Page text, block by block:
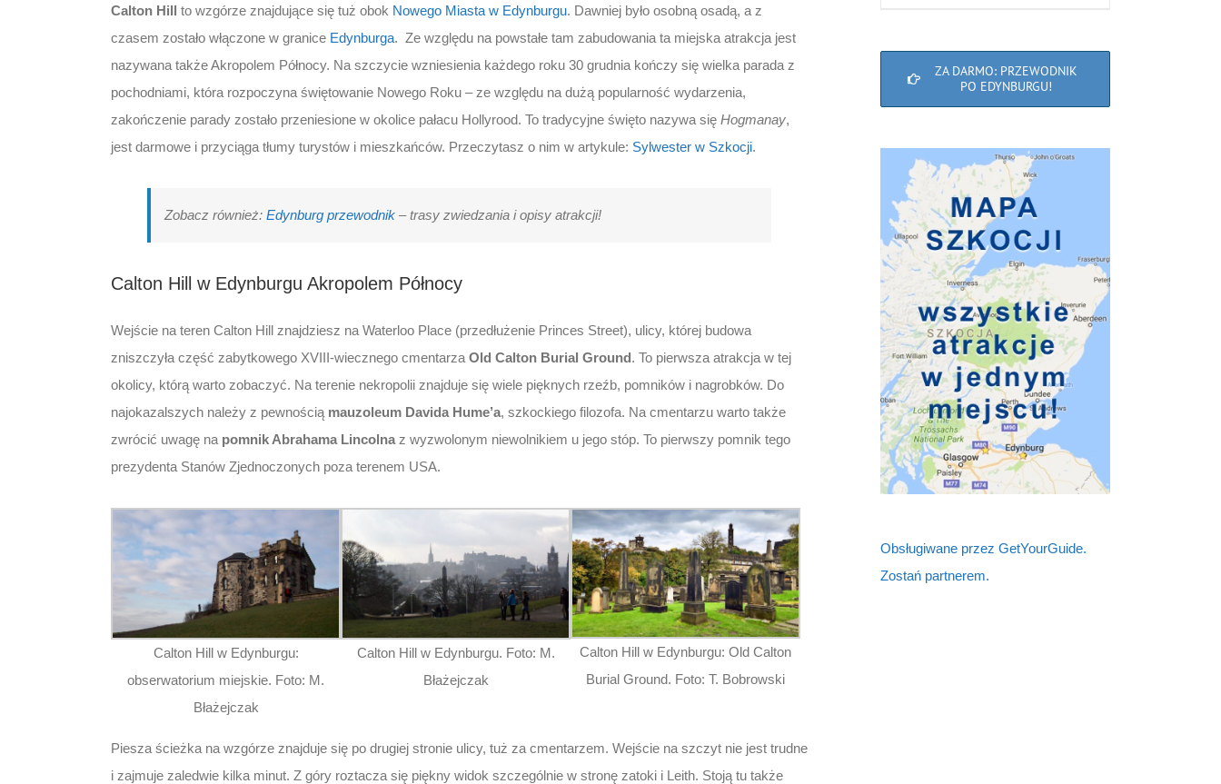
Calton Hill to wzgórze znajdujące się tuż obok Nowego Miasta w Edynburgu. Dawniej było osobną osadą, a z
czasem zostało włączone w granice Edynburga. Ze względu na powstałe tam zabudowania ta miejska atrakcja jest
nazywana także Akropolem Północy. Na szczycie wzniesienia każdego roku 30 grudnia kończy się wielka parada z
pochodniami, która rozpoczyna świętowanie Nowego Roku – ze względu na dużą popularność wydarzenia,
zakończenie parady zostało przeniesione w okolice pałacu Hollyrood. To tradycyjne święto nazywa się Hogmanay,
jest darmowe i przyciąga tłumy turystów i mieszkańców. Przeczytasz o nim w artykule: Sylwester w Szkocji.
Zobacz również: Edynburg przewodnik– trasy zwiedzania i opisy atrakcji!
Calton Hill w Edynburgu Akropolem Północy
Wejście na teren Calton Hill znajdziesz na Waterloo Place (przedłużenie Princes Street), ulicy, której budowa
zniszczyła część zabytkowego XVIII-wiecznego cmentarzaOld Calton Burial Ground. To pierwsza atrakcja w tej
okolicy, którą warto zobaczyć. Na terenie nekropolii znajduje się wiele pięknych rzeźb, pomników i nagrobków. Do
najokazalszych należy z pewnością mauzoleum Davida Hume’a, szkockiego filozofa. Na cmentarzu warto także
zwrócić uwagę na pomnik Abrahama Lincolnaz wyzwolonym niewolnikiem u jego stóp. To pierwszy pomnik tego
prezydenta Stanów Zjednoczonych poza terenem USA.
Calton Hill w Edynburgu:
obserwatorium miejskie. Foto: M.
Błażejczak
Calton Hill w Edynburgu. Foto: M.
Błażejczak
Calton Hill w Edynburgu: Old Calton
Burial Ground. Foto: T. Bobrowski
Piesza ścieżka na wzgórze znajduje się po drugiej stronie ulicy, tuż za cmentarzem. Wejście na szczyt nie jest trudne
i zajmuje zaledwie kilka minut. Z góry roztacza się piękny widok szczególnie w stronę zatoki i Leith. Stoją tu także
ZA DARMO: PRZEWODNIK
PO EDYNBURGU!
Obsługiwane przez GetYourGuide.
Zostań partnerem.